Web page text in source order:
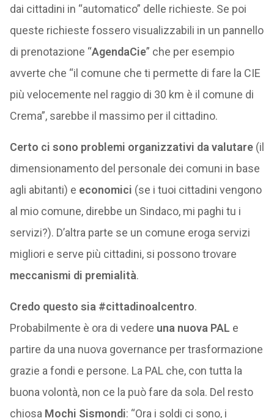
dai cittadini in “automatico” delle richieste. Se poi
queste richieste fossero visualizzabili in un pannello
di prenotazione “AgendaCie” che per esempio
avverte che “il comune che ti permette di fare la CIE
più velocemente nel raggio di 30 km è il comune di
Crema”, sarebbe il massimo per il cittadino.
Certo ci sono problemi organizzativi da valutare(il
dimensionamento del personale dei comuni in base
agli abitanti) e economici (se i tuoi cittadini vengono
al mio comune, direbbe un Sindaco, mi paghi tu i
servizi?). D’altra parte se un comune eroga servizi
migliori e serve più cittadini, si possono trovare
meccanismi di premialità.
Credo questo sia #cittadinoalcentro.
Probabilmente è ora di vedere una nuova PAL e
partire da una nuova governance per trasformazione
grazie a fondi e persone. La PAL che, con tutta la
buona volontà, non ce la può fare da sola. Del resto
chiosa Mochi Sismondi: “Ora i soldi ci sono, i